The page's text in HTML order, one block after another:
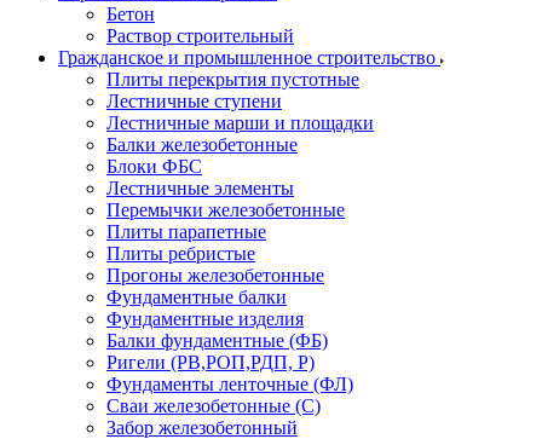
Бетон
Раствор строительный
Гражданское и промышленное строительство
Плиты перекрытия пустотные
Лестничные ступени
Лестничные марши и площадки
Балки железобетонные
Блоки ФБС
Лестничные элементы
Перемычки железобетонные
Плиты парапетные
Плиты ребристые
Прогоны железобетонные
Фундаментные балки
Фундаментные изделия
Балки фундаментные (ФБ)
Ригели (РВ,РОП,РДП, Р)
Фундаменты ленточные (ФЛ)
Сваи железобетонные (С)
Забор железобетонный